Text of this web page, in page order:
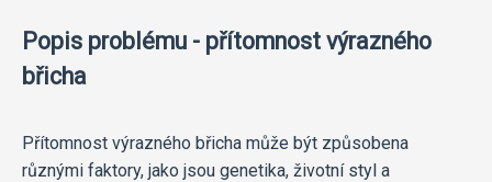
Popis problému - přítomnost výrazného
břicha
Přítomnost výrazného břicha může být způsobena
různými faktory, jako jsou genetika, životní styl a